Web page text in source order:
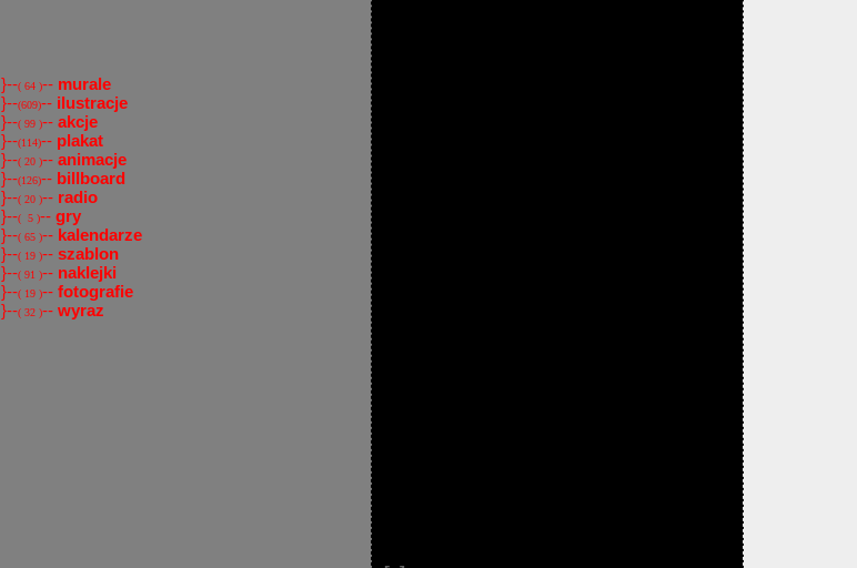
}--( 64 )-- murale
}--(609)-- ilustracje
}--( 99 )-- akcje
}--(114)-- plakat
}--( 20 )-- animacje
}--(126)-- billboard
}--( 20 )-- radio
}--( 5 )-- gry
}--( 65 )-- kalendarze
}--( 19 )-- szablon
}--( 91 )-- naklejki
}--( 19 )-- fotografie
}--( 32 )-- wyraz